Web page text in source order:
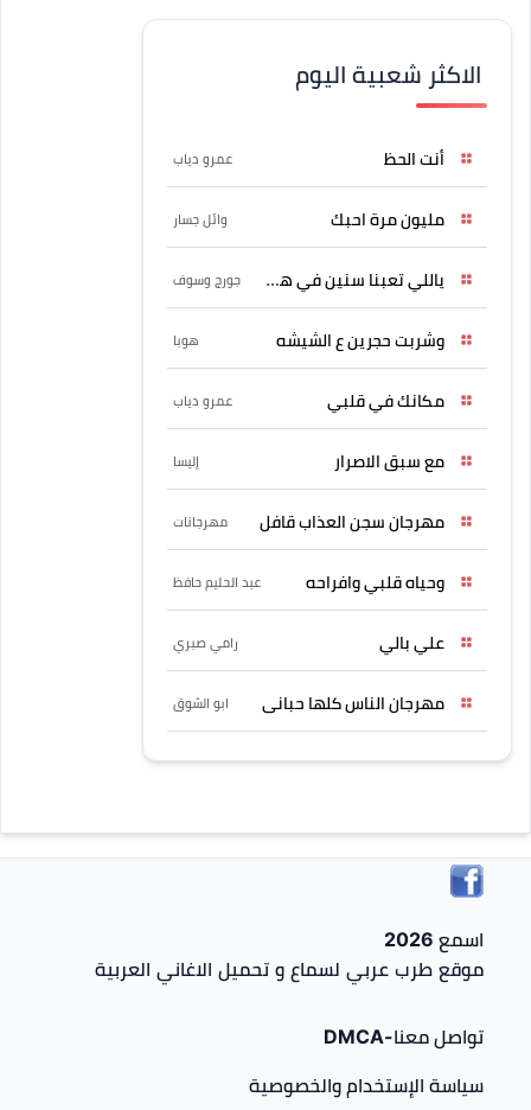
الاكثر شعبية اليوم
أنت الحظ عمرو دياب
مليون مرة احبك وائل جسار
ياللي تعبنا سنين في هواه جورج وسوف
وشربت حجرين ع الشيشه هوبا
مكانك في قلبي عمرو دياب
مع سبق الاصرار إليسا
مهرجان سجن العذاب قافل مهرجانات
وحياه قلبي وافراحه عبد الحليم حافظ
علي بالي رامي صبري
مهرجان الناس كلها حبانى ابو الشوق
اسمع 2026
موقع طرب عربي لسماع و تحميل الاغاني العربية
تواصل معنا-DMCA
سياسة الإستخدام والخصوصية